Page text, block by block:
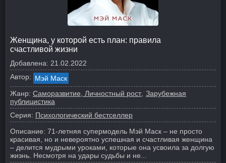
Женщина, у которой есть план: правила
счастливой жизни
Добавлена: 21.02.2022
Автор: Мэй Маск
Жанр: Саморазвитие, Личностный рост Зарубежная
публицистика
Серия: Психологический бестселлер
Описание: 71-летняя супермодель Мэй Маск – не просто
красивая, но и невероятно успешная и счастливая женщина
– делится мудрыми уроками, которые она усвоила за долгую
жизнь. Несмотря на удары судьбы и не...